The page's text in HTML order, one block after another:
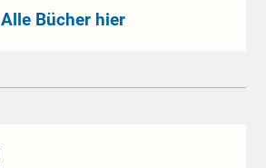
Alle Bücher hier